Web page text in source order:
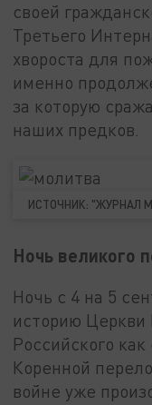
своей
Третьего
хвороста для
именно
за которую
наших предков.
ИСТОЧНИК: "ЖУРНАЛ
Ночь великого
Ночь с 4 на 5
историю Церкви
Российского
Коренной
войне уже